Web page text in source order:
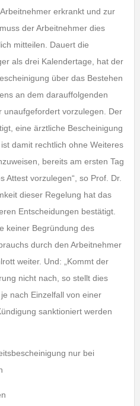
erkrankt und zur
der Arbeitnehmer dies
mitteilen. Dauert die
als drei Kalendertage, hat der
über das Bestehen
an dem darauffolgenden
unaufgefordert vorzulegen. Der
eine ärztliche Bescheinigung
damit rechtlich ohne Weiteres
bereits am ersten Tag
Attest vorzulegen“, so Prof. Dr.
dieser Regelung hat das
Entscheidungen bestätigt.
keiner Begründung des
durch den Arbeitnehmer
weiter. Und: „Kommt der
nicht nach, so stellt dies
nach Einzelfall von einer
sanktioniert werden
nur bei